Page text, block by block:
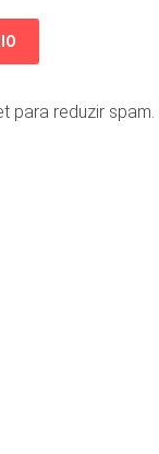
para reduzir spam.